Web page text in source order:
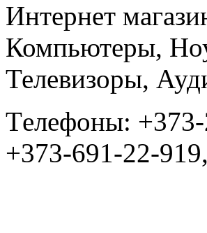
Интернет
Компьютеры,
Телевизоры,
Tелефоны:
+373-691-22-